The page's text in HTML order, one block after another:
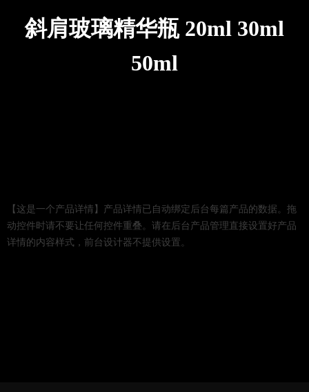
斜肩玻璃精华瓶 20ml 30ml
50ml
【这是一个产品详情】产品详情已自动绑定后台每篇产品的数据。拖
动控件时请不要让任何控件重叠。请在后台产品管理直接设置好产品
详情的内容样式，前台设计器不提供设置。